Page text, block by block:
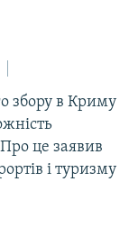
збору в Криму
це заявив
і туризму